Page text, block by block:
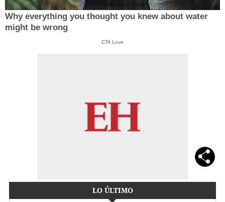
Why everything you thought you knew about water
might be wrong
CTA Love
LO ÚLTIMO